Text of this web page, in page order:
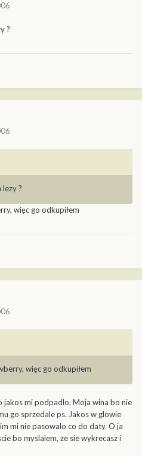
?
?
więc go odkupiłem
więc go odkupiłem
jakos mi podpadlo. Moja wina bo nie
go sprzedale ps. Jakos w glowie
mi nie pasowalo co do daty. O ja
bo myslalem, ze sie wykrecasz i